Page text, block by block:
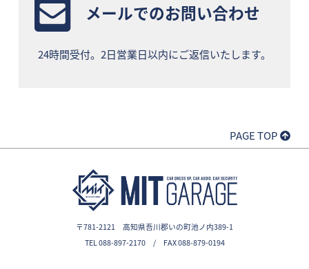
メールでのお問い合わせ
24時間受付。2日営業日以内にご返信いたします。
PAGE TOP
〒781-2121 高知県吾川郡いの町池ノ内389-1
TEL 088-897-2170 / FAX 088-879-0194